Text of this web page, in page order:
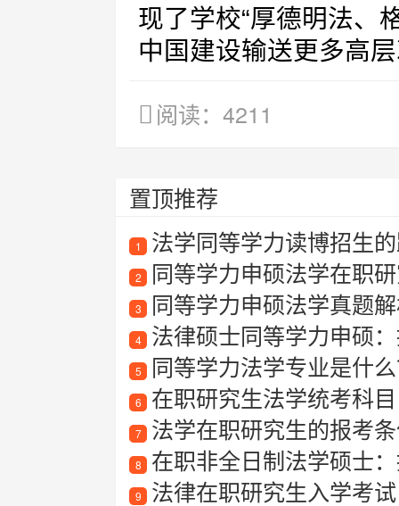
现了学校“厚德明法、
中国建设输送更多高
阅读：4211
置顶推荐
1 法学同等学力读博招生
2 同等学力申硕法学在职
3 同等学力申硕法学真题
4 法律硕士同等学力申硕
5 同等学力法学专业是什
6 在职研究生法学统考科目
7 法学在职研究生的报考
8 在职非全日制法学硕士：
9 法律在职研究生入学考试